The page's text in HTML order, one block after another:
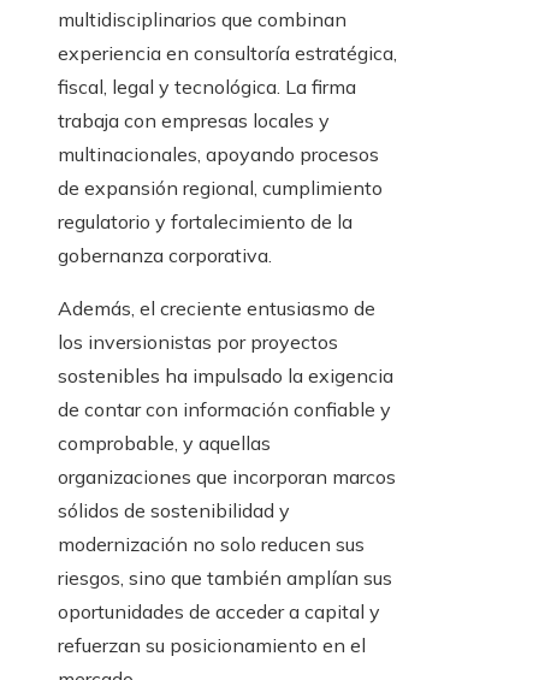
multidisciplinarios que combinan
experiencia en consultoría estratégica,
fiscal, legal y tecnológica. La firma
trabaja con empresas locales y
multinacionales, apoyando procesos
de expansión regional, cumplimiento
regulatorio y fortalecimiento de la
gobernanza corporativa.
Además, el creciente entusiasmo de
los inversionistas por proyectos
sostenibles ha impulsado la exigencia
de contar con información confiable y
comprobable, y aquellas
organizaciones que incorporan marcos
sólidos de sostenibilidad y
modernización no solo reducen sus
riesgos, sino que también amplían sus
oportunidades de acceder a capital y
refuerzan su posicionamiento en el